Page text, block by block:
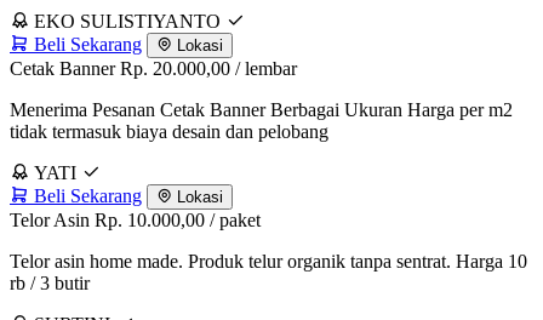
EKO SULISTIYANTO
Beli Sekarang
Lokasi
Cetak Banner Rp. 20.000,00 / lembar
Menerima Pesanan Cetak Banner Berbagai Ukuran Harga per m2
tidak termasuk biaya desain dan pelobang
YATI
Beli Sekarang
Lokasi
Telor Asin Rp. 10.000,00 / paket
Telor asin home made. Produk telur organik tanpa sentrat. Harga 10
rb / 3 butir